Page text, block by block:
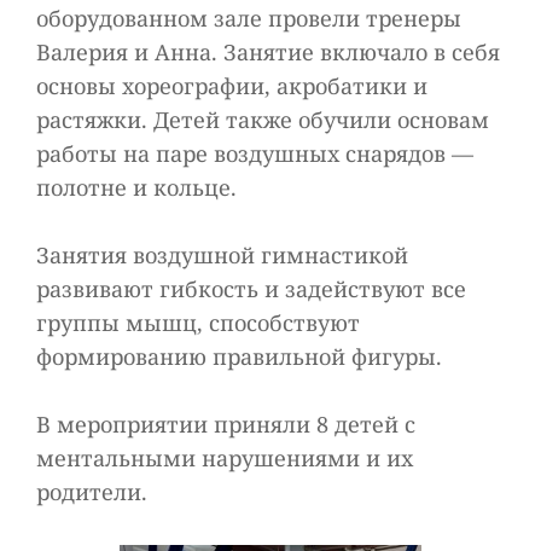
оборудованном зале провели тренеры
Валерия и Анна. Занятие включало в себя
основы хореографии, акробатики и
растяжки. Детей также обучили основам
работы на паре воздушных снарядов —
полотне и кольце.
Занятия воздушной гимнастикой
развивают гибкость и задействуют все
группы мышц, способствуют
формированию правильной фигуры.
В мероприятии приняли 8 детей с
ментальными нарушениями и их
родители.